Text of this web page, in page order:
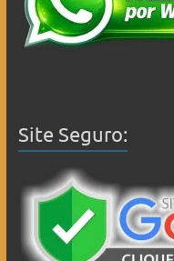
Site Seguro: